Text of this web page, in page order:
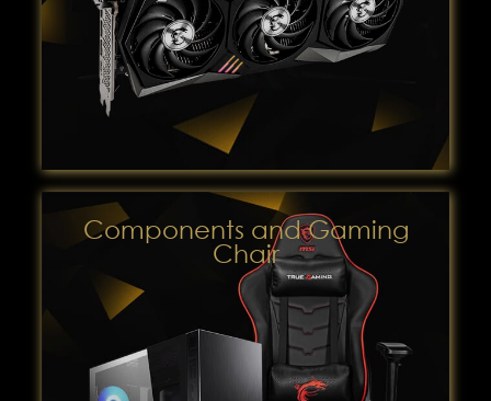
Components and Gaming
Chair